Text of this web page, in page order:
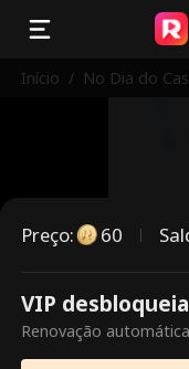
Início / No Dia do
Este
Preço: 60
VIP
Renovação